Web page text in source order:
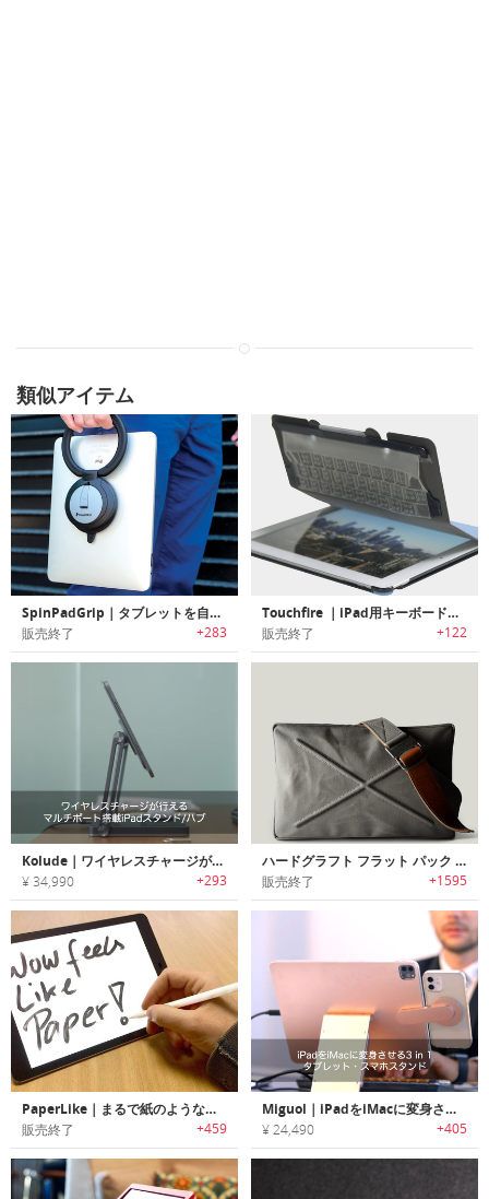
類似アイテム
SpinPadGrip｜タブレットを自在に操るユニバーサルタブレットホルダー「スピンパッドグリップ」
販売終了 +283
Touchfire ｜iPad用キーボードケース
販売終了 +122
Kolude｜ワイヤレスチャージが行えるマルチポート搭載iPadスタンド/ハブ「コルード」
¥ 34,990 +293
ハードグラフト フラット パック / Shore
販売終了 +1595
PaperLike｜まるで紙のような書き心地のiPad Pro用スクリーンプロテクター「ペーパーライク」
販売終了 +459
Miguol｜iPadをiMacに変身させる3 in 1タブレット・スマホスタンド「ミゴール」
¥ 24,490 +405